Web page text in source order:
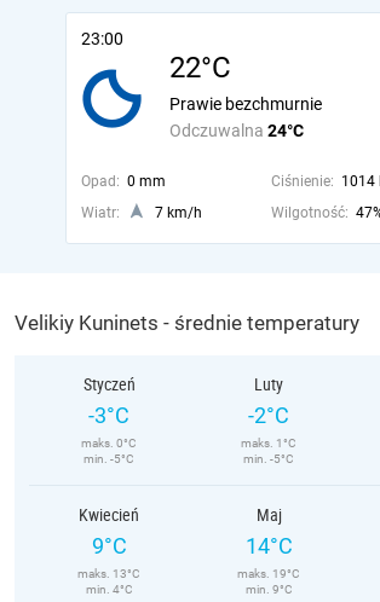
23:00
22°C
Odczuwalna 24°C
Prawie bezchmurnie
Opad: 0 mm Ciśnienie: 1014
Wiatr:
7 km/h Wilgotność:
Velikiy Kuninets - średnie temperatury
Styczeń
-3°C
maks. 0°C
min. -5°C
Luty
-2°C
maks. 1°C
min. -5°C
Kwiecień
9°C
maks. 13°C
min. 4°C
Maj
14°C
maks. 19°C
min. 9°C